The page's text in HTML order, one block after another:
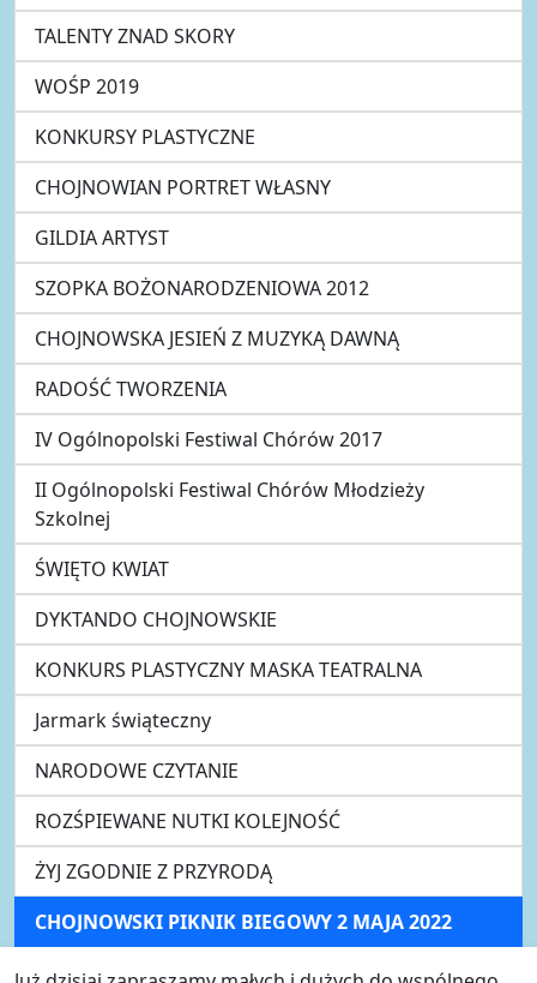
TALENTY ZNAD SKORY
WOŚP 2019
KONKURSY PLASTYCZNE
CHOJNOWIAN PORTRET WŁASNY
GILDIA ARTYST
SZOPKA BOŻONARODZENIOWA 2012
CHOJNOWSKA JESIEŃ Z MUZYKĄ DAWNĄ
RADOŚĆ TWORZENIA
IV Ogólnopolski Festiwal Chórów 2017
II Ogólnopolski Festiwal Chórów Młodzieży
Szkolnej
ŚWIĘTO KWIAT
DYKTANDO CHOJNOWSKIE
KONKURS PLASTYCZNY MASKA TEATRALNA
Jarmark świąteczny
NARODOWE CZYTANIE
ROZŚPIEWANE NUTKI KOLEJNOŚĆ
ŻYJ ZGODNIE Z PRZYRODĄ
CHOJNOWSKI PIKNIK BIEGOWY 2 MAJA 2022